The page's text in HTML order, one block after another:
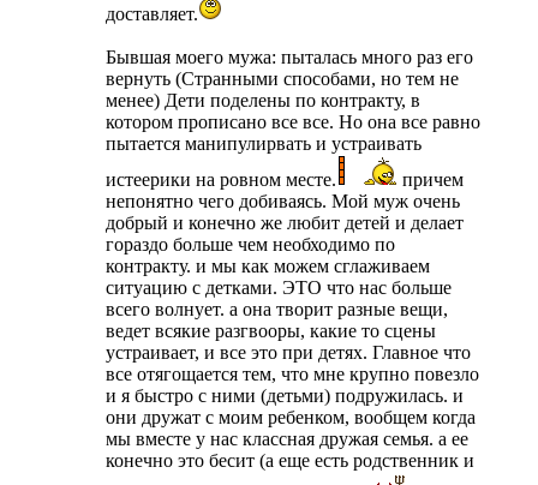
доставляет.
Бывшая моего мужа: пыталась много раз его
вернуть (Странными способами, но тем не
менее) Дети поделены по контракту, в
котором прописано все все. Но она все равно
пытается манипулирвать и устраивать
истеерики на ровном месте.
причем
непонятно чего добиваясь. Мой муж очень
добрый и конечно же любит детей и делает
гораздо больше чем необходимо по
контракту. и мы как можем сглаживаем
ситуацию с детками. ЭТО что нас больше
всего волнует. а она творит разные вещи,
ведет всякие разгвооры, какие то сцены
устраивает, и все это при детях. Главное что
все отягощается тем, что мне крупно повезло
и я быстро с ними (детьми) подружилась. и
они дружат с моим ребенком, вообщем когда
мы вместе у нас классная дружая семья. а ее
конечно это бесит (а еще есть родственник и